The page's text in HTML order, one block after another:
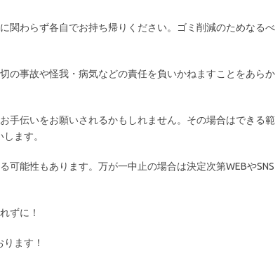
関わらず各自でお持ち帰りください。ゴミ削減のためなるべ
の事故や怪我・病気などの責任を負いかねますことをあらか
手伝いをお願いされるかもしれません。その場合はできる範
ます。
可能性もあります。万が一中止の場合は決定次第WEBやSNS
ずに！
ます！